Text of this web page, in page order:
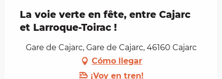
La voie verte en fête, entre Cajarc
et Larroque-Toirac !
Gare de Cajarc, Gare de Cajarc, 46160 Cajarc
Cómo llegar
¡Voy en tren!